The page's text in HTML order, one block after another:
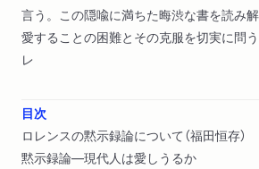
言う。この隠喩に満ちた晦渋な書を読み
愛することの困難とその克服を切実に問
レ
目次
ロレンスの黙示録論について（福田恒存）
黙示録論―現代人は愛しうるか